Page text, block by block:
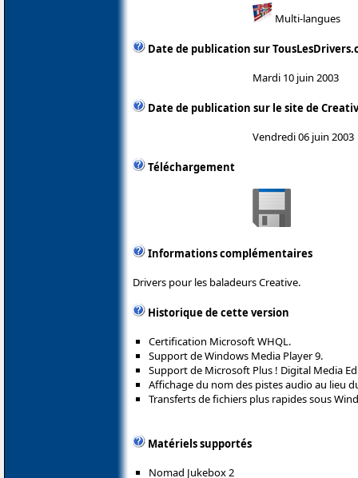
Multi-langues
Date de publication sur
Mardi 10 juin 2003
Date de publication sur le site de
Vendredi 06 juin 2003
Téléchargement
Informations complémentaires
Drivers pour les baladeurs Creative.
Historique de cette version
Certification Microsoft WHQL.
Support de Windows Media Player 9.
Support de Microsoft Plus ! Digital Media
Affichage du nom des pistes audio au lieu
Transferts de fichiers plus rapides sous
Matériels supportés
Nomad Jukebox 2